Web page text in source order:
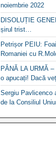
noiembrie 2022
DISOLUȚIE
șirul trist…
Petrișor PEIU:
Romaniei cu
PÂNĂ LA URMĂ
o apucați! Dacă
Sergiu Pavlicenco
de la Consiliul